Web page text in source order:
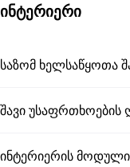
ინტერიერი
საზომ ხელსაწყოთა
შავი უსაფრთხოების
ინტერიერის მოდული